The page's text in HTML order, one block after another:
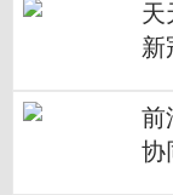
天
新
前
协